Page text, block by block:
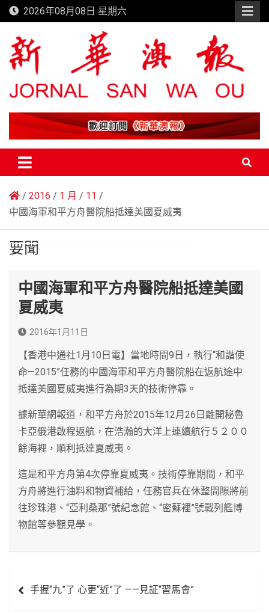
Skip
to
content
2026年08月08日 星期六
新華澳報
2016 1 月
11
中國海軍和平方舟醫院船抵達美國夏威夷
要聞
中國海軍和平方舟醫院船抵達美國
夏威夷
2016年1月11日
【香港中通社1月10日電】當地時間9日，執行“和諧使
命—2015”任務的中國海軍和平方舟醫院船在返航途中
抵達美國夏威夷進行為期3天的技術停靠。
據新華網報道，和平方舟於2015年12月26日離開秘魯
卡亞俄港啟程返航，在浩瀚的大洋上連續航行５２００
餘海裡，順利抵達夏威夷。
這是和平方舟第4次停靠夏威夷。技術停靠期間，和平
方舟將進行油料和物資補給，任務官兵在休整間隙將前
往珍珠港、“亞利桑那”號紀念館、“密蘇裡”號戰列艦博
物館等參觀見學。
章 手握“九”了 心更“近”了 ——見証“習馬會”